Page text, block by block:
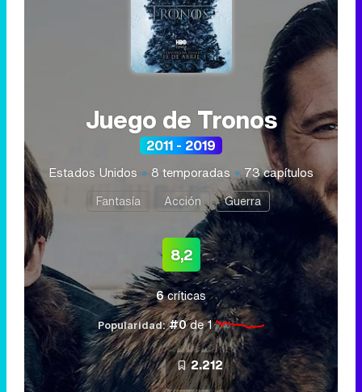
Juego de Tronos
2011 - 2019
Estados Unidos 8 temporadas 73 capítulos
Fantasía Acción Guerra
8,2
6críticas
Popularidad: #0de 1
2.212